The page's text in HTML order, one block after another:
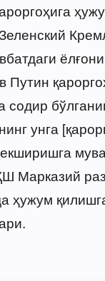
унга
Марказий
ҳужум